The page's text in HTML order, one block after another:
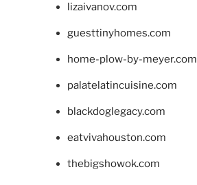
lizaivanov.com
guesttinyhomes.com
home-plow-by-meyer.com
palatelatincuisine.com
blackdoglegacy.com
eatvivahouston.com
thebigshowok.com